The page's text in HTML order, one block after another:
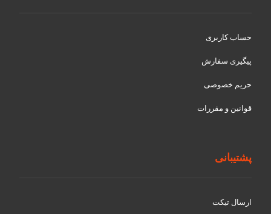
حساب کاربری
پیگیری سفارش
حریم خصوصی
قوانین و مقررات
پشتیبانی
ارسال تیکت